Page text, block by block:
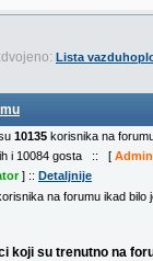
Lista
10135 korisnika na
i 10084 gosta :: [
] :: Detaljnije
na forumu ikad bilo
koji su trenutno na